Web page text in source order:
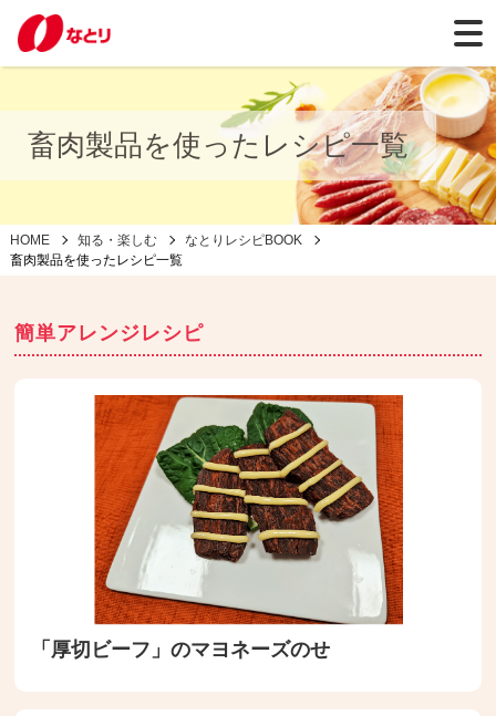
畜肉製品を使ったレシピ一覧
HOME 知る・楽しむ
なとりレシピBOOK
畜肉製品を使ったレシピ一覧
簡単アレンジレシピ
「厚切ビーフ」のマヨネーズのせ